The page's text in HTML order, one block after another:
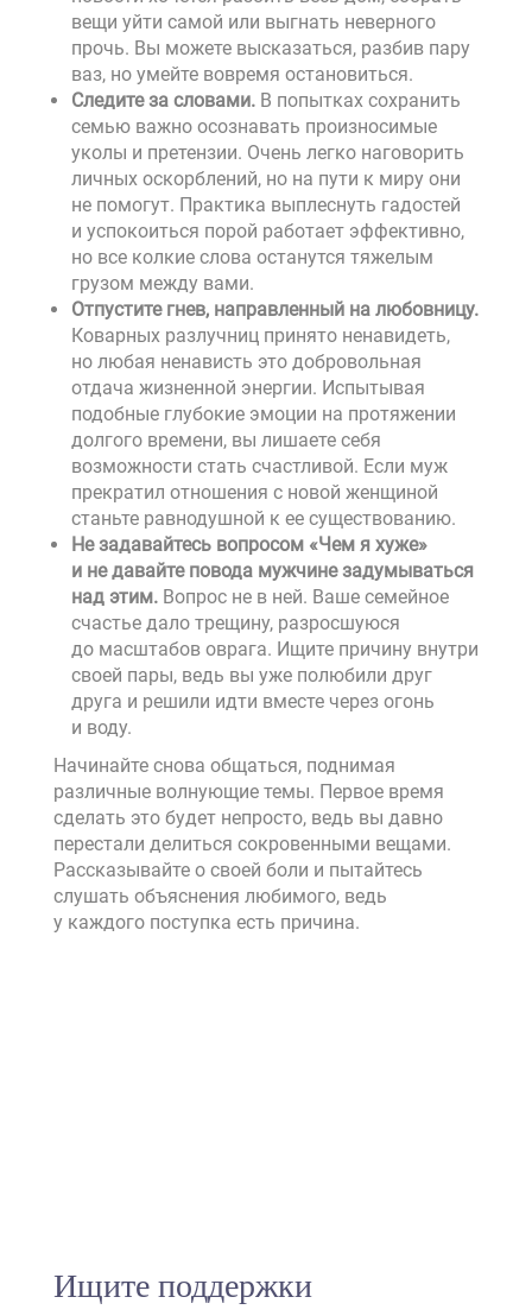
вещи уйти самой или выгнать неверного
прочь. Вы можете высказаться, разбив пару
ваз, но умейте вовремя остановиться.
Следите за словами. В попытках сохранить
семью важно осознавать произносимые
уколы и претензии. Очень легко наговорить
личных оскорблений, но на пути к миру они
не помогут. Практика выплеснуть гадостей
и успокоиться порой работает эффективно,
но все колкие слова останутся тяжелым
грузом между вами.
Отпустите гнев, направленный на любовницу.
Коварных разлучниц принято ненавидеть,
но любая ненависть это добровольная
отдача жизненной энергии. Испытывая
подобные глубокие эмоции на протяжении
долгого времени, вы лишаете себя
возможности стать счастливой. Если муж
прекратил отношения с новой женщиной
станьте равнодушной к ее существованию.
Не задавайтесь вопросом «Чем я хуже»
и не давайте повода мужчине задумываться
над этим. Вопрос не в ней. Ваше семейное
счастье дало трещину, разросшуюся
до масштабов оврага. Ищите причину внутри
своей пары, ведь вы уже полюбили друг
друга и решили идти вместе через огонь
и воду.
Начинайте снова общаться, поднимая
различные волнующие темы. Первое время
сделать это будет непросто, ведь вы давно
перестали делиться сокровенными вещами.
Рассказывайте о своей боли и пытайтесь
слушать объяснения любимого, ведь
у каждого поступка есть причина.
Ищите поддержки